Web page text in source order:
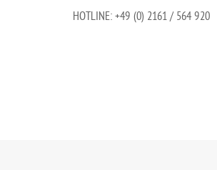
HOTLINE: +49 (0) 2161 / 564 920